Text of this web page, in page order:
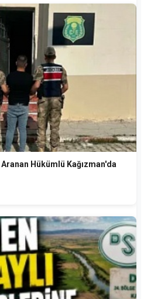
Hükümlü Kağızman'da